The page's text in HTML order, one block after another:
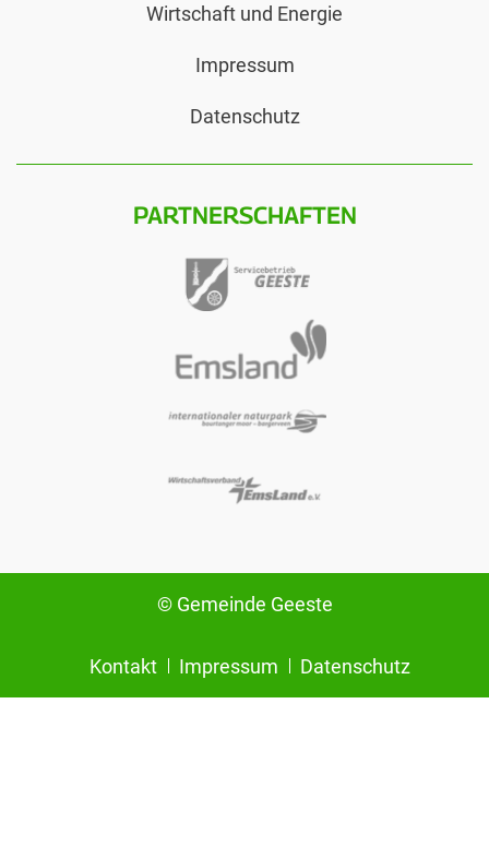
Wirtschaft und Energie
Impressum
Datenschutz
PARTNERSCHAFTEN
© Gemeinde Geeste
Kontakt Impressum Datenschutz